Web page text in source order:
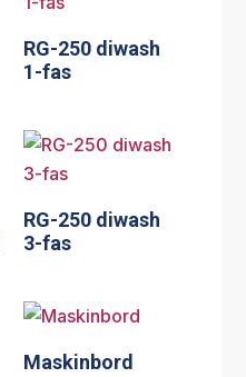
RG-250 diwash
1-fas
RG-250 diwash
3-fas
Maskinbord